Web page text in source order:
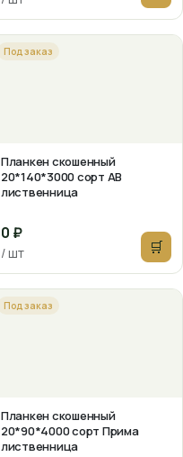
Под заказ
Планкен скошенный
20*140*3000 сорт АВ
лиственница
0 ₽
/ шт 🛒
Под заказ
Планкен скошенный
20*90*4000 сорт Прима
лиственница